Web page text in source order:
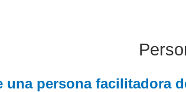
una persona facilitadora